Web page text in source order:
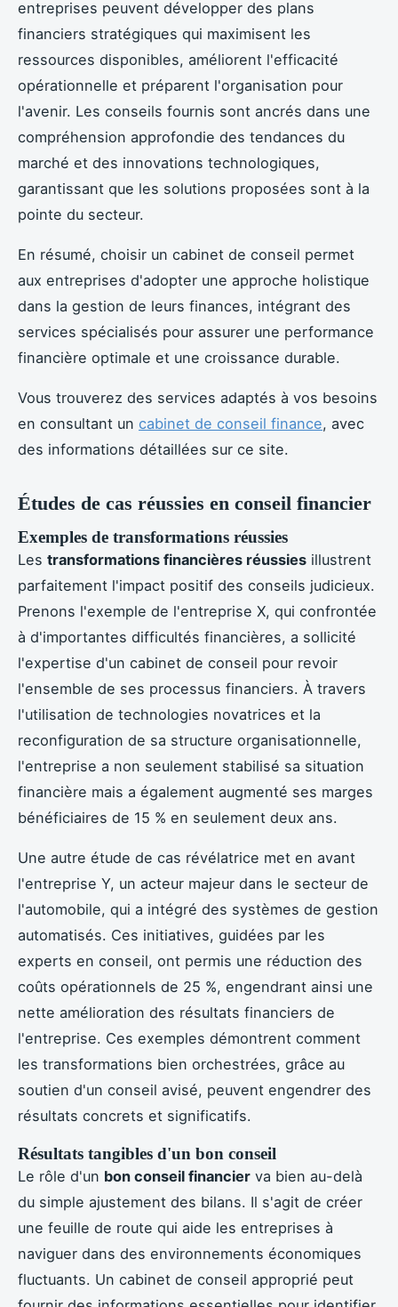
entreprises peuvent développer des plans
financiers stratégiques qui maximisent les
ressources disponibles, améliorent l'efficacité
opérationnelle et préparent l'organisation pour
l'avenir. Les conseils fournis sont ancrés dans une
compréhension approfondie des tendances du
marché et des innovations technologiques,
garantissant que les solutions proposées sont à la
pointe du secteur.
En résumé, choisir un cabinet de conseil permet
aux entreprises d'adopter une approche holistique
dans la gestion de leurs finances, intégrant des
services spécialisés pour assurer une performance
financière optimale et une croissance durable.
Vous trouverez des services adaptés à vos besoins
en consultant un cabinet de conseil finance, avec
des informations détaillées sur ce site.
Études de cas réussies en conseil financier
Exemples de transformations réussies
Les transformations financières réussies illustrent
parfaitement l'impact positif des conseils judicieux.
Prenons l'exemple de l'entreprise X, qui confrontée
à d'importantes difficultés financières, a sollicité
l'expertise d'un cabinet de conseil pour revoir
l'ensemble de ses processus financiers. À travers
l'utilisation de technologies novatrices et la
reconfiguration de sa structure organisationnelle,
l'entreprise a non seulement stabilisé sa situation
financière mais a également augmenté ses marges
bénéficiaires de 15 % en seulement deux ans.
Une autre étude de cas révélatrice met en avant
l'entreprise Y, un acteur majeur dans le secteur de
l'automobile, qui a intégré des systèmes de gestion
automatisés. Ces initiatives, guidées par les
experts en conseil, ont permis une réduction des
coûts opérationnels de 25 %, engendrant ainsi une
nette amélioration des résultats financiers de
l'entreprise. Ces exemples démontrent comment
les transformations bien orchestrées, grâce au
soutien d'un conseil avisé, peuvent engendrer des
résultats concrets et significatifs.
Résultats tangibles d'un bon conseil
Le rôle d'un bon conseil financier va bien au-delà
du simple ajustement des bilans. Il s'agit de créer
une feuille de route qui aide les entreprises à
naviguer dans des environnements économiques
fluctuants. Un cabinet de conseil approprié peut